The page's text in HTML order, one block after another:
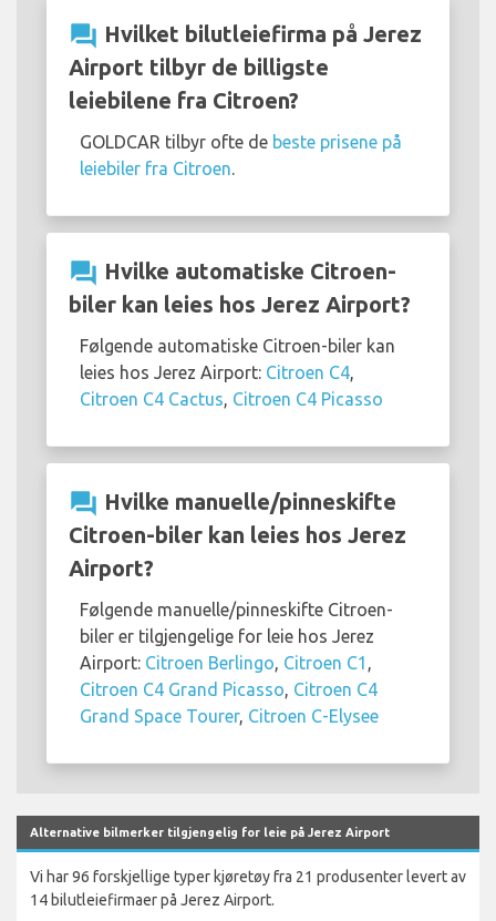
question_answer Hvilket bilutleiefirma på Jerez
Airport tilbyr de billigste
leiebilene fra Citroen?
GOLDCAR tilbyr ofte de beste prisene på
leiebiler fra Citroen.
question_answer Hvilke automatiske Citroen-
biler kan leies hos Jerez Airport?
Følgende automatiske Citroen-biler kan
leies hos Jerez Airport: Citroen C4,
Citroen C4 Cactus, Citroen C4 Picasso
question_answer Hvilke manuelle/pinneskifte
Citroen-biler kan leies hos Jerez
Airport?
Følgende manuelle/pinneskifte Citroen-
biler er tilgjengelige for leie hos Jerez
Airport: Citroen Berlingo, Citroen C1 ,
Citroen C4 Grand Picasso, Citroen C4
Grand Space Tourer, Citroen C-Elysee
Alternative bilmerker tilgjengelig for leie på Jerez Airport
Vi har 96 forskjellige typer kjøretøy fra 21 produsenter levert av
14 bilutleiefirmaer på Jerez Airport.